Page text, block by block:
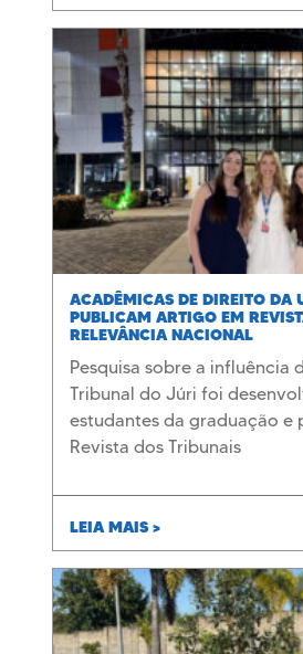
ACADÊMICAS DE DIREITO DA
PUBLICAM ARTIGO EM
RELEVÂNCIA NACIONAL
Pesquisa sobre a influência
Tribunal do Júri foi
estudantes da graduação e
Revista dos Tribunais
LEIA MAIS >